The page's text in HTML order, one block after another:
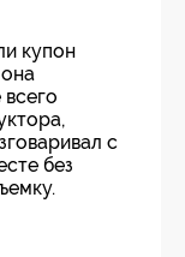
купон
с
без